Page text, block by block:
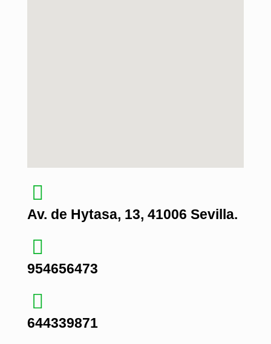
Av. de Hytasa, 13, 41006 Sevilla.
954656473
644339871